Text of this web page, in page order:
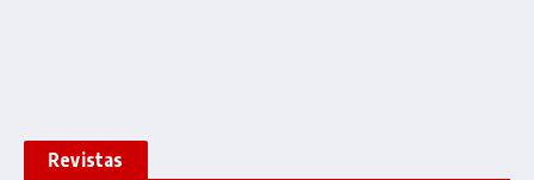
Revistas